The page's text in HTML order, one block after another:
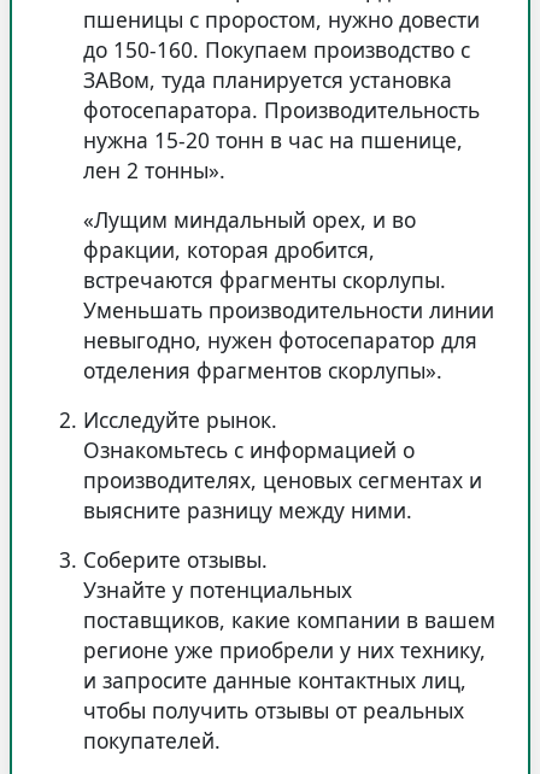
пшеницы с проростом, нужно довести
до 150-160. Покупаем производство с
ЗАВом, туда планируется установка
фотосепаратора. Производительность
нужна 15-20 тонн в час на пшенице,
лен 2 тонны».
«Лущим миндальный орех, и во
фракции, которая дробится,
встречаются фрагменты скорлупы.
Уменьшать производительности линии
невыгодно, нужен фотосепаратор для
отделения фрагментов скорлупы».
Исследуйте рынок.
Ознакомьтесь с информацией о
производителях, ценовых сегментах и
выясните разницу между ними.
Соберите отзывы.
Узнайте у потенциальных
поставщиков, какие компании в вашем
регионе уже приобрели у них технику,
и запросите данные контактных лиц,
чтобы получить отзывы от реальных
покупателей.